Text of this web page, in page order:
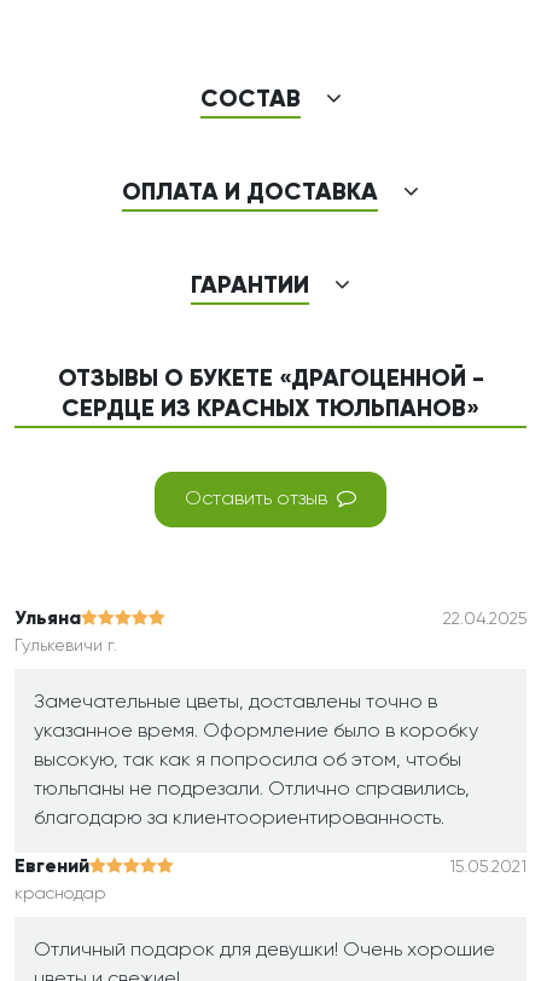
СОСТАВ
ОПЛАТА И ДОСТАВКА
ГАРАНТИИ
ОТЗЫВЫ О БУКЕТЕ «ДРАГОЦЕННОЙ -
СЕРДЦЕ ИЗ КРАСНЫХ ТЮЛЬПАНОВ»
Оставить отзыв
Ульяна
22.04.2025
Гулькевичи г.
Замечательные цветы, доставлены точно в
указанное время. Оформление было в коробку
высокую, так как я попросила об этом, чтобы
тюльпаны не подрезали. Отлично справились,
благодарю за клиентоориентированность.
Евгений
15.05.2021
краснодар
Отличный подарок для девушки! Очень хорошие